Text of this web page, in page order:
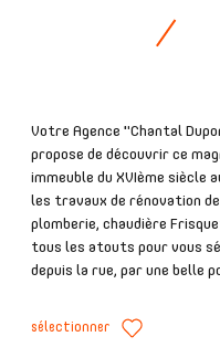
Votre Agence "Chantal
propose de découvrir ce
immeuble du XVIème siècle
les travaux de rénovation
plomberie, chaudière
tous les atouts pour vous
depuis la rue, par une belle
sélectionner